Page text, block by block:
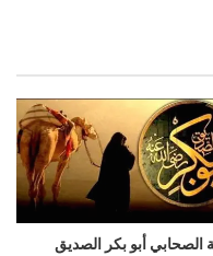
أبو بكر الصديق